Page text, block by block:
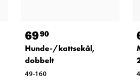
6990
Hunde-/kattsekål,
dobbelt
49-160